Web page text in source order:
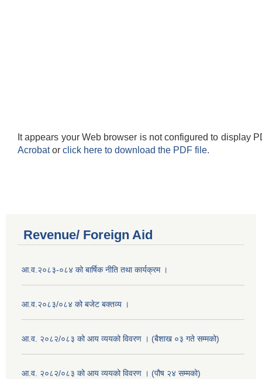
It appears your Web browser is not configured to display
Acrobator click here to download the PDF file.
Revenue/ Foreign Aid
आ.व.२०८३-०८४ को बार्षिक नीति तथा कार्यक्रम ।
आ.व.२०८३/०८४ को बजेट बक्तव्य ।
आ.व. २०८२/०८३ को आय व्ययको विवरण । (बैशाख ०३ गते सम्मको)
आ.व. २०८२/०८३ को आय व्ययको विवरण । (पौष २४ सम्मको)